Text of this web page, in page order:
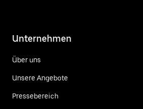
Unternehmen
Über uns
Unsere Angebote
Pressebereich